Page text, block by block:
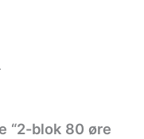
“2-blok 80 øre